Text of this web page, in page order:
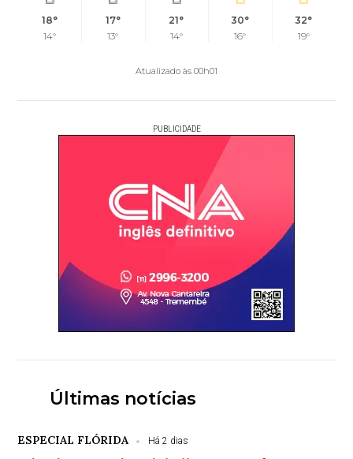
18°
14°
17°
13°
21°
14°
30°
16°
32°
19°
Atualizado às 00h01
PUBLICIDADE
Últimas notícias
ESPECIAL FLÓRIDA Há 2 dias